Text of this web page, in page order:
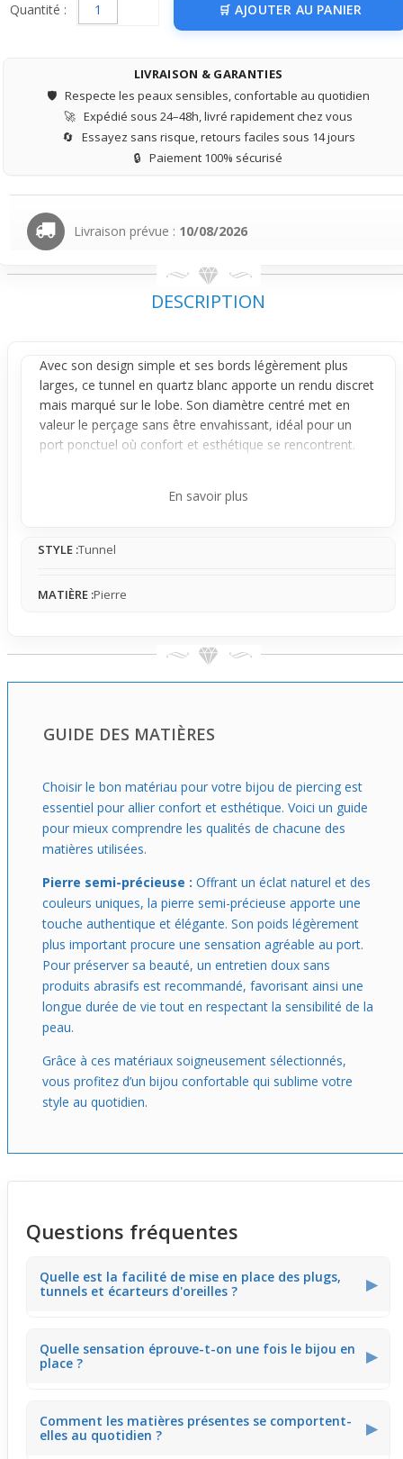
Quantité : AJOUTER AU PANIER
LIVRAISON & GARANTIES
🛡️ Respecte les peaux sensibles, confortable au quotidien
🚀 Expédié sous 24–48h, livré rapidement chez vous
🔄 Essayez sans risque, retours faciles sous 14 jours
🔒 Paiement 100% sécurisé
Livraison prévue : 10/08/2026
DESCRIPTION
Avec son design simple et ses bords légèrement plus
larges, ce tunnel en quartz blanc apporte un rendu discret
mais marqué sur le lobe. Son diamètre centré met en
valeur le perçage sans être envahissant, idéal pour un
port ponctuel où confort et esthétique se rencontrent.
naturelle que l'on remarque sans que ce soit tape-à-l'œil.
période prolongée, parfait pour un usage occasionnel qui
Si tu cherches un bijou facile à porter qui s’intègre
mettra en valeur ton style discrètement tout en offrant un
En savoir plus
STYLE :Tunnel
MATIÈRE :Pierre
GUIDE DES MATIÈRES
Choisir le bon matériau pour votre bijou de piercing est
essentiel pour allier confort et esthétique. Voici un guide
pour mieux comprendre les qualités de chacune des
matières utilisées.
Pierre semi-précieuse : Offrant un éclat naturel et des
couleurs uniques, la pierre semi-précieuse apporte une
touche authentique et élégante. Son poids légèrement
plus important procure une sensation agréable au port.
Pour préserver sa beauté, un entretien doux sans
produits abrasifs est recommandé, favorisant ainsi une
longue durée de vie tout en respectant la sensibilité de la
peau.
Grâce à ces matériaux soigneusement sélectionnés,
vous profitez d’un bijou confortable qui sublime votre
style au quotidien.
Questions fréquentes
Quelle est la facilité de mise en place des plugs,
tunnels et écarteurs d'oreilles ?
▶
courbes offrent une mise en place aisée grâce à leur
silhouette bombée, assurant un ajustement confortable
Quelle sensation éprouve-t-on une fois le bijou en
place ?
▶
souple, avec une adaptation naturelle à la morphologie
de l'oreille, garantissant un confort même sur de
Comment les matières présentes se comportent-
elles au quotidien ?
▶